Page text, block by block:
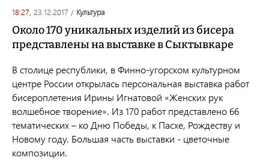
18:27, 23.12.2017 / культура
Около 170 уникальных изделий из бисера
представлены на выставке в Сыктывкаре
В столице республики, в Финно-угорском культурном
центре России открылась персональная выставка работ
бисероплетения Ирины Игнатовой «Женских рук
волшебное творение». Из 170 работ представлено 66
тематических – ко Дню Победы, к Пасхе, Рождеству и
Новому году. Большая часть выставки - цветочные
композиции.